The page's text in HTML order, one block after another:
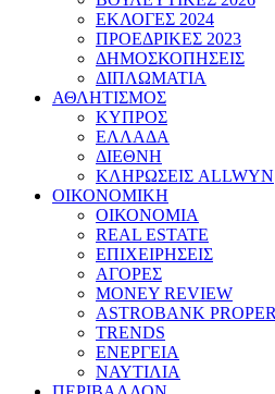
ΕΚΛΟΓΕΣ 2024
ΠΡΟΕΔΡΙΚΕΣ 2023
ΔΗΜΟΣΚΟΠΗΣΕΙΣ
ΔΙΠΛΩΜΑΤΙΑ
ΑΘΛΗΤΙΣΜΟΣ
ΚΥΠΡΟΣ
ΕΛΛΑΔΑ
ΔΙΕΘΝΗ
ΚΛΗΡΩΣΕΙΣ ALLWYN
ΟΙΚΟΝΟΜΙΚΗ
ΟΙΚΟΝΟΜΙΑ
REAL ESTATE
ΕΠΙΧΕΙΡΗΣΕΙΣ
ΑΓΟΡΕΣ
MONEY REVIEW
ASTROBANK
TRENDS
ΕΝΕΡΓΕΙΑ
ΝΑΥΤΙΛΙΑ